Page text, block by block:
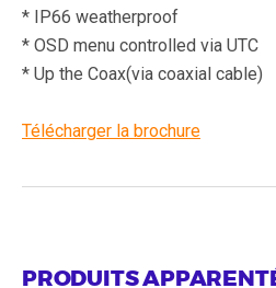
* IP66 weatherproof
* OSD menu controlled via UTC
* Up the Coax(via coaxial cable)
Télécharger la brochure
PRODUITS